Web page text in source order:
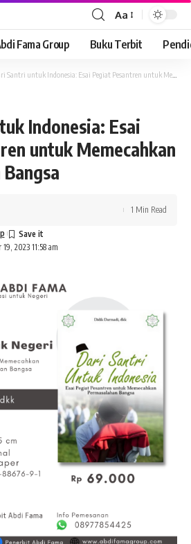
Font
Resizer
Aa
Fama Group Buku Terbit
Santri untuk Indonesia: Esai Pegiat Pesantren untuk Memecahkan Permasalahan Bangsa
Indonesia: Esai
untuk Memecahkan
2023 11:58 am
1 Min Read